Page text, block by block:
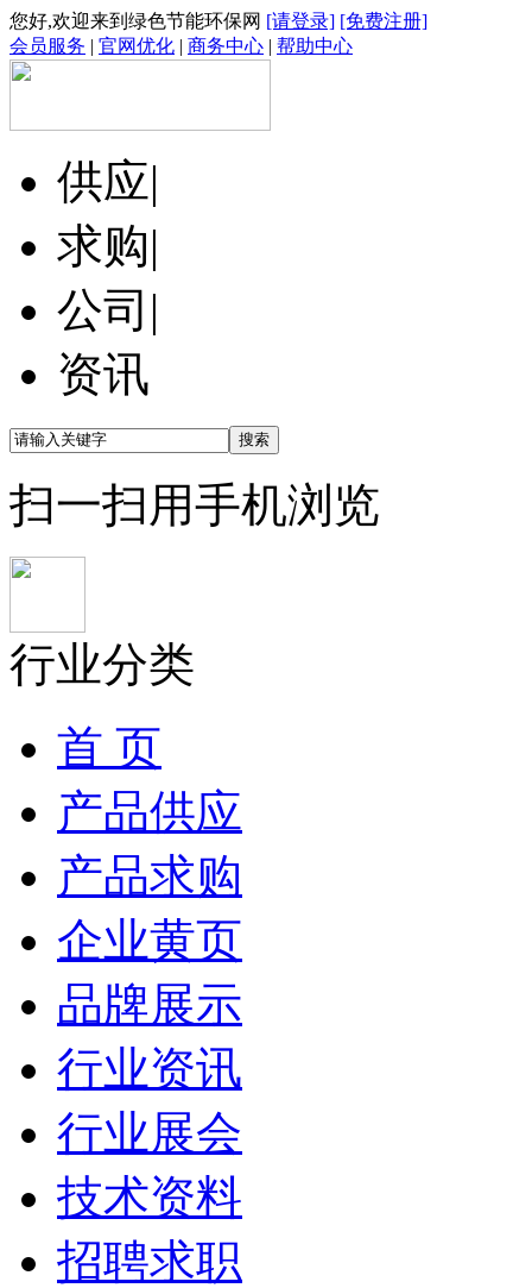
您好,欢迎来到绿色节能环保网 [请登录] [免费注册]
会员服务 | 官网优化 | 商务中心 | 帮助中心
供应|
求购|
公司 |
资讯
扫一扫用手机浏览
行业分类
首 页
产品供应
产品求购
企业黄页
品牌展示
行业资讯
行业展会
技术资料
招聘求职